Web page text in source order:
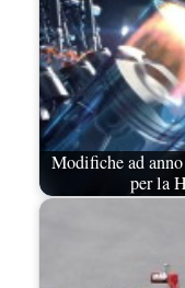
Modifiche ad
per la